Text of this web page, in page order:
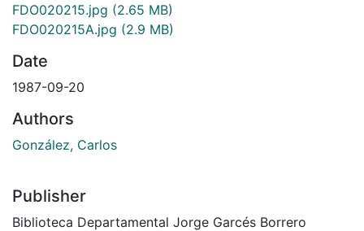
FDO020215.jpg (2.65 MB)
FDO020215A.jpg (2.9 MB)
Date
1987-09-20
Authors
González, Carlos
Publisher
Biblioteca Departamental Jorge Garcés Borrero